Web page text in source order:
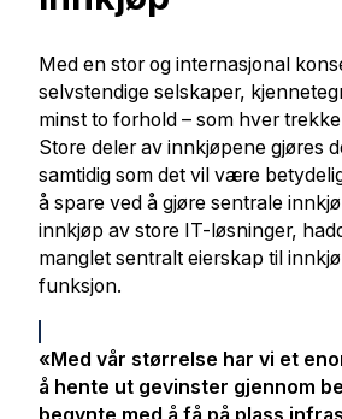
Med en stor og internasjonal
selvstendige selskaper,
minst to forhold – som hver
Store deler av innkjøpene gjøres
samtidig som det vil være
å spare ved å gjøre sentrale
innkjøp av store IT-løsninger,
manglet sentralt eierskap til
funksjon.
«Med vår størrelse har vi et
å hente ut gevinster gjennom